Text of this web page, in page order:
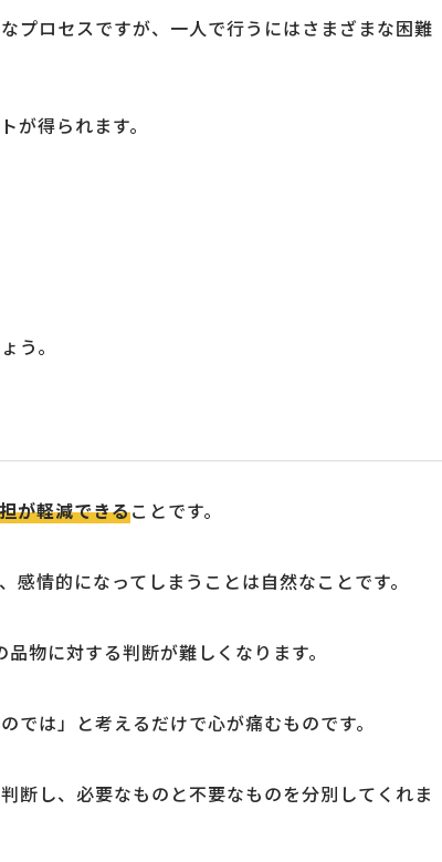
プロセスですが、一人で行うにはさまざまな困難
が得られます。
う。
が軽減できることです。
情的になってしまうことは自然なことです。
物に対する判断が難しくなります。
では」と考えるだけで心が痛むものです。
断し、必要なものと不要なものを分別してくれま